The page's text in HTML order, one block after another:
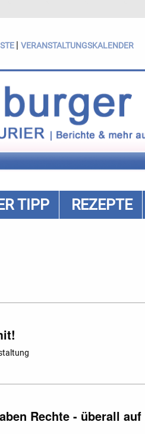
| VERANSTALTUNGSKALENDER
TIPP REZEPTE
Rechte - überall